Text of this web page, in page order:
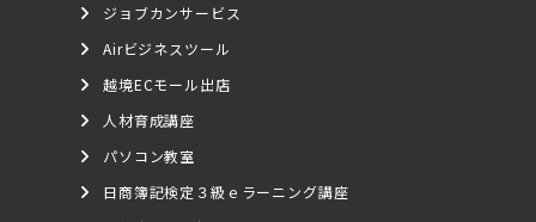
ジョブカンサービス
Airビジネスツール
越境ECモール出店
人材育成講座
パソコン教室
日商簿記検定３級ｅラーニング講座